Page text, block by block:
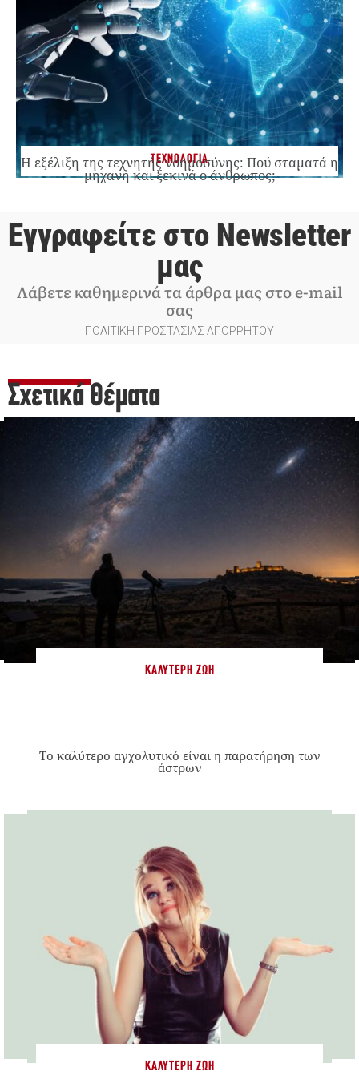
ΤΕΧΝΟΛΟΓΙΑ
Η εξέλιξη της τεχνητής νοημοσύνης: Πού σταματά η
μηχανή και ξεκινά ο άνθρωπος;
Εγγραφείτε στο Newsletter
μας
Λάβετε καθημερινά τα άρθρα μας στο e-mail
σας
ΠΟΛΙΤΙΚΗ ΠΡΟΣΤΑΣΙΑΣ ΑΠΟΡΡΗΤΟΥ
Σχετικά Θέματα
ΚΑΛΎΤΕΡΗ ΖΩΉ
Το καλύτερο αγχολυτικό είναι η παρατήρηση των
άστρων
ΚΑΛΎΤΕΡΗ ΖΩΉ